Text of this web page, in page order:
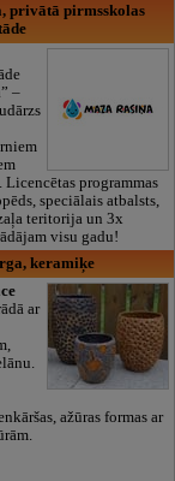
privātā pirmsskolas
–
programmas
speciālais atbalsts,
teritorija un 3x
visu gadu!
keramiķe
ar
ažūras formas ar